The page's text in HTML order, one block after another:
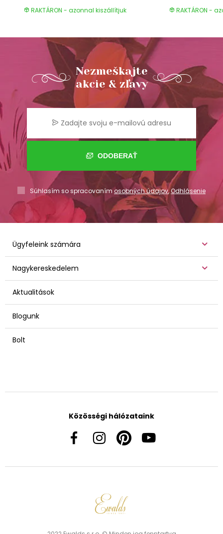
RAKTÁRON - azonnal kiszállítjuk RAKTÁRON -
Nezmeškajte
akcie & zľavy
ODOBERAŤ
Súhlasím so spracovaním osobných údajov,Odhlásenie
Ügyfeleink számára
Nagykereskedelem
Aktualitások
Blogunk
Bolt
Közösségi hálózataink